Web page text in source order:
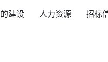
建设 人力资源 招标